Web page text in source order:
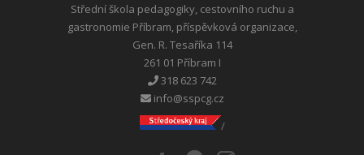
Střední škola pedagogiky, cestovního ruchu a
gastronomie Příbram, příspěvková organizace,
Gen. R. Tesaříka 114
261 01 Příbram I
318 623 742
info@sspcg.cz
/